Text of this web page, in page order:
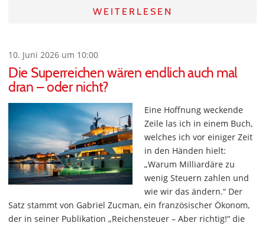
WEITERLESEN
10. Juni 2026 um 10:00
Die Superreichen wären endlich auch mal
dran – oder nicht?
Eine Hoffnung weckende
Zeile las ich in einem Buch,
welches ich vor einiger Zeit
in den Händen hielt:
„Warum Milliardäre zu
wenig Steuern zahlen und
wie wir das ändern.“ Der
Satz stammt von Gabriel Zucman, ein französischer Ökonom,
der in seiner Publikation „Reichensteuer – Aber richtig!“ die